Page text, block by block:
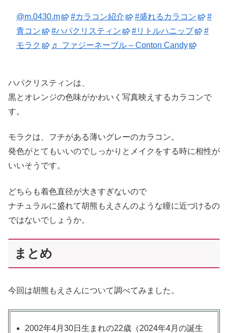
@m.0430.m #カラコン紹介 #盛れるカラコン
#
青コン
#ハパクリスティン #リトルハニップ
#
モラク
♬ ファジーネーブル – Conton Candy
ハパクリスティンは、
黒とオレンジの色味がかわいく写真映えするカラコンで
す。
モラクは、フチがある薄いグレーのカラコン。
発色がとてもいいのでしっかりとメイクをする時に相性が
いいそうです。
どちらも着色直径が大きすぎないので
ナチュラルに盛れて胡熊もえさんのような瞳に近づけるの
ではないでしょうか。
まとめ
今回は胡熊もえさんについて調べてみました。
2002年4月30日生まれの22歳（2024年4月の誕生